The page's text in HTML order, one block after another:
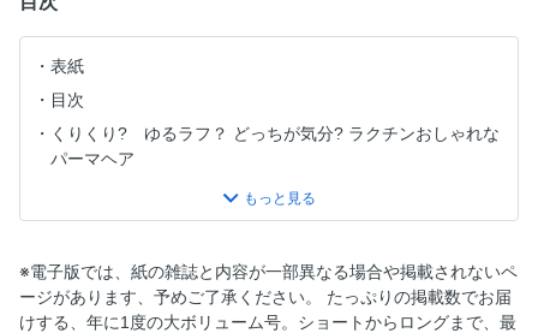
表紙
目次
くりくり? ゆるラフ？ どっちが気分? ラクチンおしゃれな
パーマヘア
おしゃれ美容師が頼りにしている、実力派リップが大集結
パーマをかけたら"リップ"が気になる!
リート図鑑 SHORT／BOB／MEDIUM-LONG
もっと可愛く、欲張りに。ヘアで自分らしさを表現
※電子版では、紙の雑誌と内容が一部異なる場合や掲載されないペ
ージがあります、予めご了承ください。 たっぷりの掲載数でお届
けする、年に1度の大ボリューム号。ショートからロングまで、最